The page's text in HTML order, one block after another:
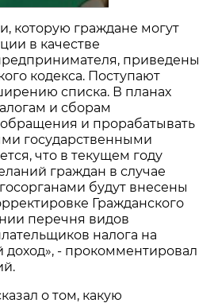
которую граждане могут
в качестве
приведены
кодекса. Поступают
списка. В планах
и сборам
обращения и прорабатывать
государственными
что в текущем году
граждан в случае
будут внесены
Гражданского
перечня видов
налога на
- прокомментировал
о том, какую